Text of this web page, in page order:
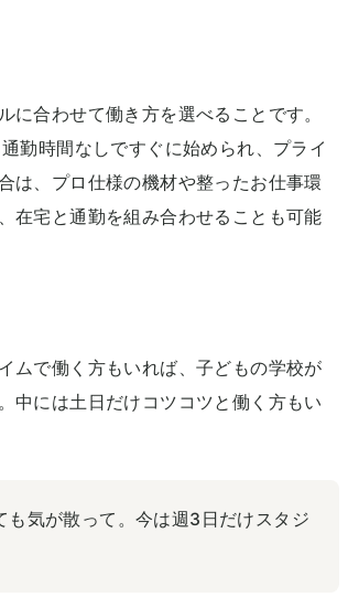
合わせて働き方を選べることです。
勤時間なしですぐに始められ、プライ
は、プロ仕様の機材や整ったお仕事環
在宅と通勤を組み合わせることも可能
ムで働く方もいれば、子どもの学校が
中には土日だけコツコツと働く方もい
も気が散って。今は週3日だけスタジ